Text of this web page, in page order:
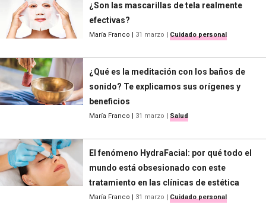
¿Son las mascarillas de tela realmente
efectivas?
María Franco 31 marzo Cuidado personal
¿Qué es la meditación con los baños de
sonido? Te explicamos sus orígenes y
beneficios
María Franco 31 marzo Salud
El fenómeno HydraFacial: por qué todo el
mundo está obsesionado con este
tratamiento en las clínicas de estética
María Franco 31 marzo Cuidado personal